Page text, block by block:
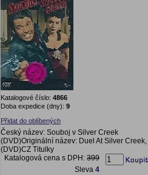
Katalogové číslo: 4866
Doba expedice (dny): 9
Přidat do oblíbených
Český název: Souboj v Silver Creek
(DVD)Originální název: Duel At Silver
(DVD)CZ Titulky
Katalogová cena s DPH: 399
Sleva 4